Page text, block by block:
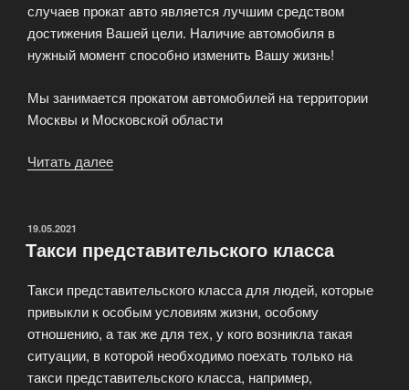
случаев прокат авто является лучшим средством
достижения Вашей цели. Наличие автомобиля в
нужный момент способно изменить Вашу жизнь!
Мы занимается прокатом автомобилей на территории
Москвы и Московской области
Читать далее
в
ОПУБЛИКОВАНО
19.05.2021
Такси представительского класса
Такси представительского класса для людей, которые
привыкли к особым условиям жизни, особому
отношению, а так же для тех, у кого возникла такая
ситуации, в которой необходимо поехать только на
такси представительского класса, например,